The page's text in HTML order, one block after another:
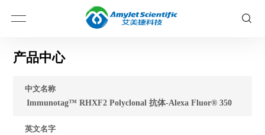
产品中心
中文名称
Immunotag™ RHXF2 Polyclonal 抗体-Alexa Fluor® 350
英文名字